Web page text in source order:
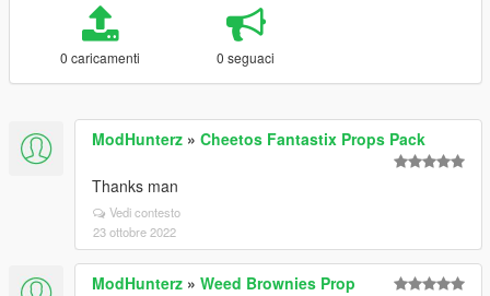
0 caricamenti 0 seguaci
ModHunterz » Cheetos Fantastix Props Pack
Thanks man
Vedi contesto
23 ottobre 2022
ModHunterz » Weed Brownies Prop